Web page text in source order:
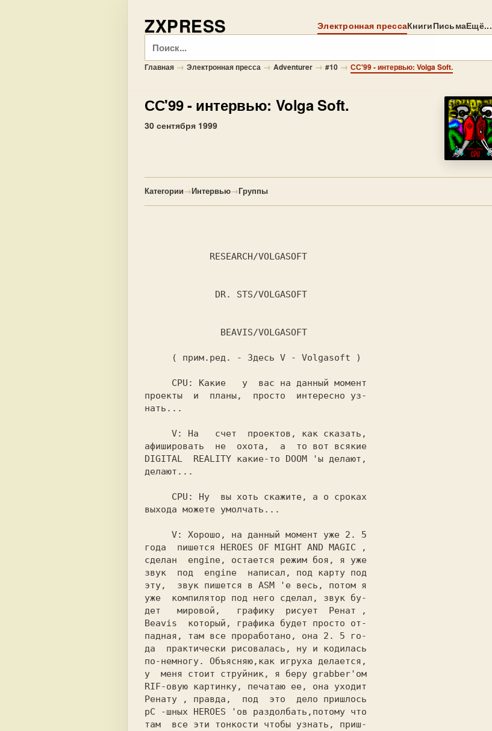
ZXPRESS Электронная прессаКнигиПисьмаЕщё...
Поиск
Главная → Электронная пресса → Adventurer → #10 → СС'99 - интервью: Volga Soft.
СС'99- интервью: Volga Soft.
30 сентября 1999
Категории→Интервью→Группы
     ( прим.ред. - Здесь
V - Volgasoft )
     CPU:
Какие   у  вас на данный момент
проекты  и  планы,  просто  интересно уз-
нать...
     V:
На   счет  проектов, как сказать,
DIGITAL  REALITY какие-то DOOM
'ы делают,
делают...
     CPU:
Ну  вы хоть скажите, а о сроках
выхода можете умолчать...
     V:
Хорошо, на данный момент уже 2. 5
года  пишется HEROES OF MIGHT AND MAGIC
,
сделан  engine, остается режим боя, я уже
звук  под  engine  написал, под карту под
эту,  звук пишется в АSМ
'е весь, потом я
уже  компилятор под него сделал, звук бу-
дет   мировой,   графику  рисует Ренат
Beavis который, графика будет просто от-
падная, там все проработано, она 2. 5 го-
да  практически рисовалась, ну и кодилась
по-немногу. Объясняю,как игруха делается,
у  меня стоит струйник, я беру grabber'ом
RIF-овую картинку, печатаю ее, она уходит
pC
-шных HEROES
'ов раздолбать,потому что
там  все эти тонкости чтобы узнать, приш-